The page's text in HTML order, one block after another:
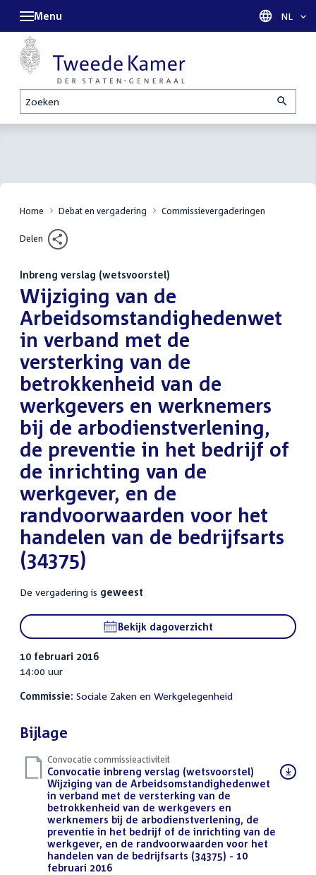
Zoeken
Menu Taal
NL
Home Debat en vergadering Commissievergaderingen
Delen
Inbreng verslag (wetsvoorstel)
:Wijziging van de
Arbeidsomstandighedenwet
in verband met de
versterking van de
betrokkenheid van de
werkgevers en werknemers
bij de arbodienstverlening,
de preventie in het bedrijf of
de inrichting van de
werkgever, en de
randvoorwaarden voor het
handelen van de bedrijfsarts
(34375)
De vergadering is geweest
Bekijk dagoverzicht
10 februari 2016
14:00 uur
Commissie: Sociale Zaken en Werkgelegenheid
Bijlage
Convocatie commissieactiviteit
Download
bestand:
Convocatie inbreng verslag (wetsvoorstel)
Wijziging van de Arbeidsomstandighedenwet
in verband met de versterking van de
betrokkenheid van de werkgevers en
werknemers bij de arbodienstverlening, de
preventie in het bedrijf of de inrichting van de
werkgever, en de randvoorwaarden voor het
handelen van de bedrijfsarts (34375) - 10
februari 2016(PDF)